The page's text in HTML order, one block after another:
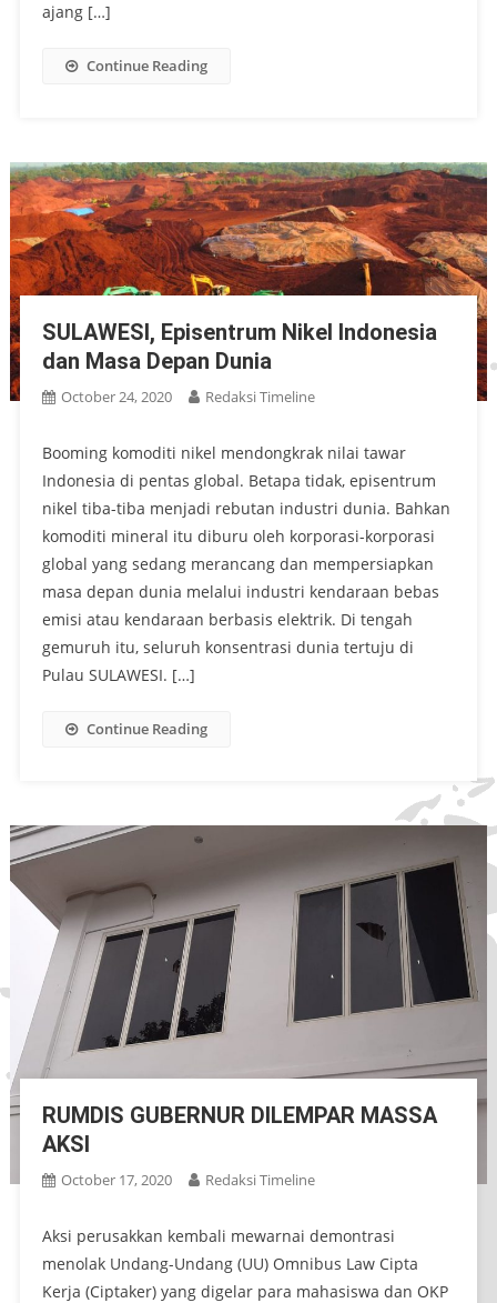
ajang […]
Continue Reading
SULAWESI, Episentrum Nikel Indonesia
dan Masa Depan Dunia
October 24, 2020 Redaksi Timeline
Booming komoditi nikel mendongkrak nilai tawar
Indonesia di pentas global. Betapa tidak, episentrum
nikel tiba-tiba menjadi rebutan industri dunia. Bahkan
komoditi mineral itu diburu oleh korporasi-korporasi
global yang sedang merancang dan mempersiapkan
masa depan dunia melalui industri kendaraan bebas
emisi atau kendaraan berbasis elektrik. Di tengah
gemuruh itu, seluruh konsentrasi dunia tertuju di
Pulau SULAWESI. […]
Continue Reading
RUMDIS GUBERNUR DILEMPAR MASSA
AKSI
October 17, 2020 Redaksi Timeline
Aksi perusakkan kembali mewarnai demontrasi
menolak Undang-Undang (UU) Omnibus Law Cipta
Kerja (Ciptaker) yang digelar para mahasiswa dan OKP